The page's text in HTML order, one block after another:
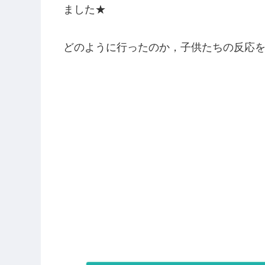
ました★
どのように行ったのか，子供たちの反応